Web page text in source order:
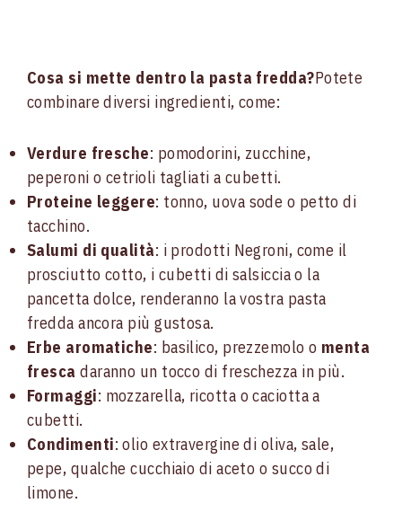
Cosa si mette dentro la pasta fredda?Potete
combinare diversi ingredienti, come:
Verdure fresche: pomodorini, zucchine,
peperoni o cetrioli tagliati a cubetti.
Proteine leggere: tonno, uova sode o petto di
tacchino.
Salumi di qualità: i prodotti Negroni, come il
prosciutto cotto, i cubetti di salsiccia o la
pancetta dolce, renderanno la vostra pasta
fredda ancora più gustosa.
Erbe aromatiche: basilico, prezzemolo o menta
fresca daranno un tocco di freschezza in più.
Formaggi: mozzarella, ricotta o caciotta a
cubetti.
Condimenti: olio extravergine di oliva, sale,
pepe, qualche cucchiaio di aceto o succo di
limone.